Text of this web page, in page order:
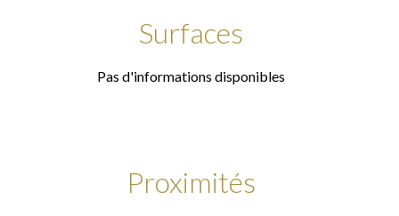
Surfaces
Pas d'informations disponibles
Proximités